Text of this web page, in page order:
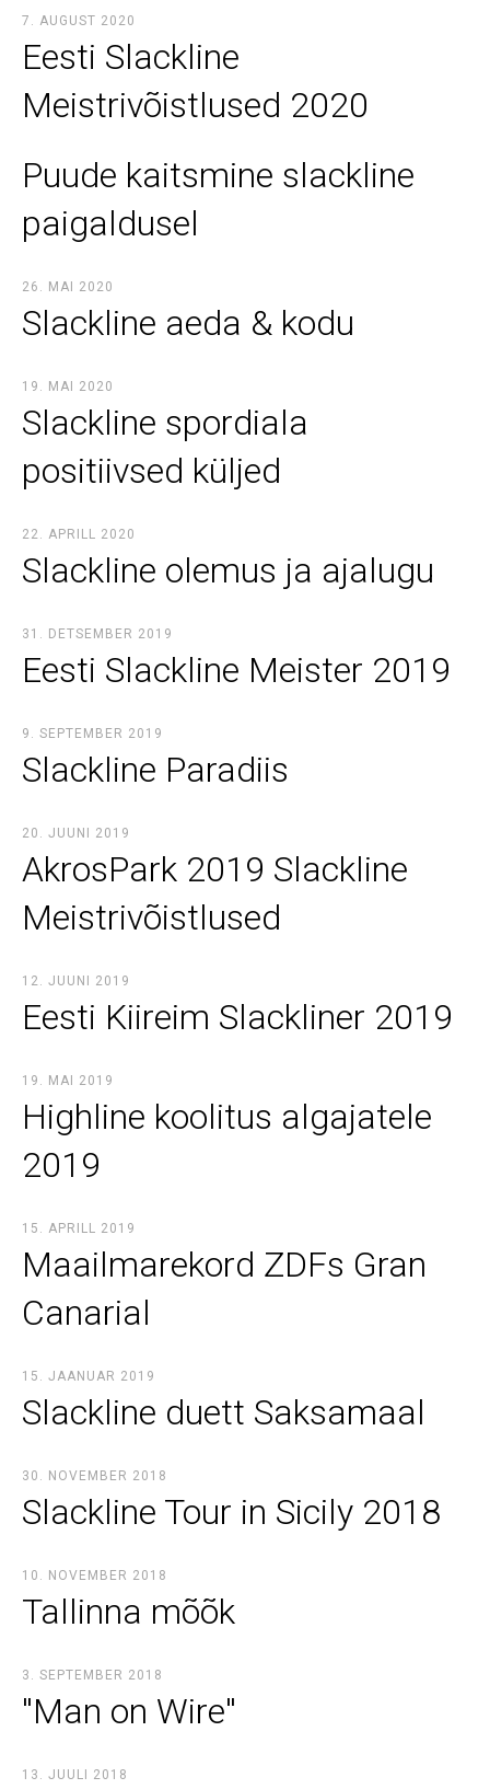
7. AUGUST 2020
Eesti Slackline
Meistrivõistlused 2020
Puude kaitsmine slackline
paigaldusel
26. MAI 2020
Slackline aeda & kodu
19. MAI 2020
Slackline spordiala
positiivsed küljed
22. APRILL 2020
Slackline olemus ja ajalugu
31. DETSEMBER 2019
Eesti Slackline Meister 2019
9. SEPTEMBER 2019
Slackline Paradiis
20. JUUNI 2019
AkrosPark 2019 Slackline
Meistrivõistlused
12. JUUNI 2019
Eesti Kiireim Slackliner 2019
19. MAI 2019
Highline koolitus algajatele
2019
15. APRILL 2019
Maailmarekord ZDFs Gran
Canarial
15. JAANUAR 2019
Slackline duett Saksamaal
30. NOVEMBER 2018
Slackline Tour in Sicily 2018
10. NOVEMBER 2018
Tallinna mõõk
3. SEPTEMBER 2018
''Man on Wire''
13. JUULI 2018